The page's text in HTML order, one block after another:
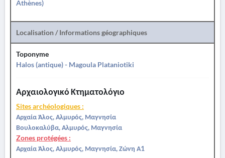
Athènes)
Localisation / Informations géographiques
Toponyme
Halos (antique) - Magoula Plataniotiki
Αρχαιολογικό Κτηματολόγιο
Sites archéologiques :
Αρχαία Άλος, Αλμυρός, Μαγνησία
Βουλοκαλύβα, Αλμυρός, Μαγνησία
Zones protégées :
Αρχαία Άλος, Αλμυρός, Μαγνησία, Ζώνη Α1